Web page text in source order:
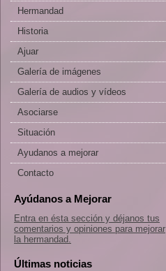
Hermandad
Historia
Ajuar
Galería de imágenes
Galería de audios y vídeos
Asociarse
Situación
Ayudanos a mejorar
Contacto
Ayúdanos a Mejorar
Entra en ésta sección y déjanos tus
comentarios y opiniones para mejorar
la hermandad.
Últimas noticias